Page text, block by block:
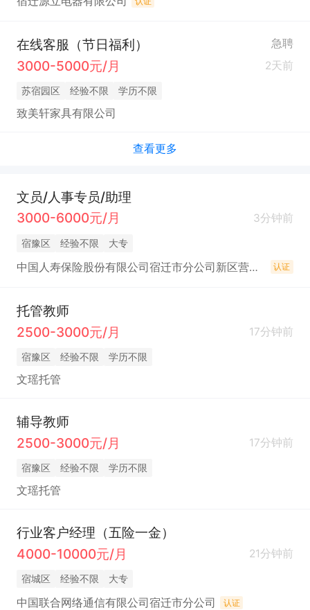
在线客服（节日福利） 急聘
3000-5000元/月 2天前
苏宿园区 经验不限 学历不限
致美轩家具有限公司
查看更多
文员/人事专员/助理
3000-6000元/月
3分钟前
宿豫区 经验不限 大专
中国人寿保险股份有限公司宿迁市分公司新区营销服务部 认证
托管教师
2500-3000元/月
17分钟前
宿豫区 经验不限 学历不限
文瑶托管
辅导教师
2500-3000元/月
17分钟前
宿豫区 经验不限 学历不限
文瑶托管
行业客户经理（五险一金）
4000-10000元/月
21分钟前
宿城区 经验不限 大专
中国联合网络通信有限公司宿迁市分公司 认证